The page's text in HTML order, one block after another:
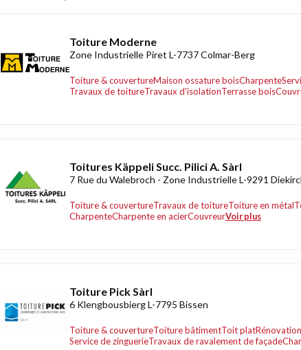
Toiture Moderne
Zone Industrielle Piret L-7737 Colmar-Berg
Toiture & couvertureMaison ossature boisCharpente
Travaux de toitureTravaux d'isolationTerrasse bois
Toitures Käppeli Succ. Pilici A. Sàrl
7 Rue du Walebroch - Zone Industrielle L-9291
Toiture & couvertureTravaux de toitureToiture en métal
CharpenteCharpente en acierCouvreurVoir plus
Toiture Pick Sàrl
6 Klengbousbierg L-7795 Bissen
Toiture & couvertureToiture bâtimentToit plat
Service de zinguerieTravaux de ravalement de façade